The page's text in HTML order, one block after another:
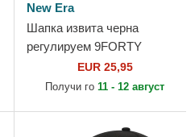
New Era
Шапка извита черна
регулируем 9FORTY
Essential на Manchester
United Football Club Premier
EUR 25,95
Получи го 11 - 12 август